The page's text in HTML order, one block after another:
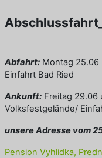
Abfahrt: Montag 25.06
Einfahrt Bad Ried
Ankunft: Freitag 29.06
Volksfestgelände/
unsere Adresse vom
Pension Vyhlidka,